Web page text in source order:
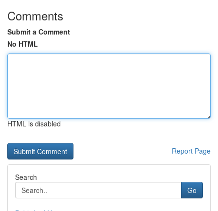
Comments
Submit a Comment
No HTML
HTML is disabled
Report Page
Search
Go